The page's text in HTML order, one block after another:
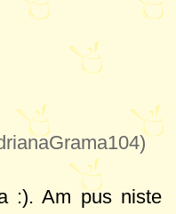
:). Am pus niste